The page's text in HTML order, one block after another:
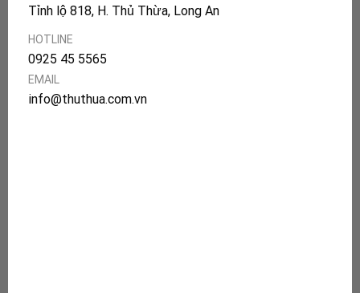
Tỉnh lộ 818, H. Thủ Thừa, Long An
HOTLINE
0925 45 5565
EMAIL
info@thuthua.com.vn